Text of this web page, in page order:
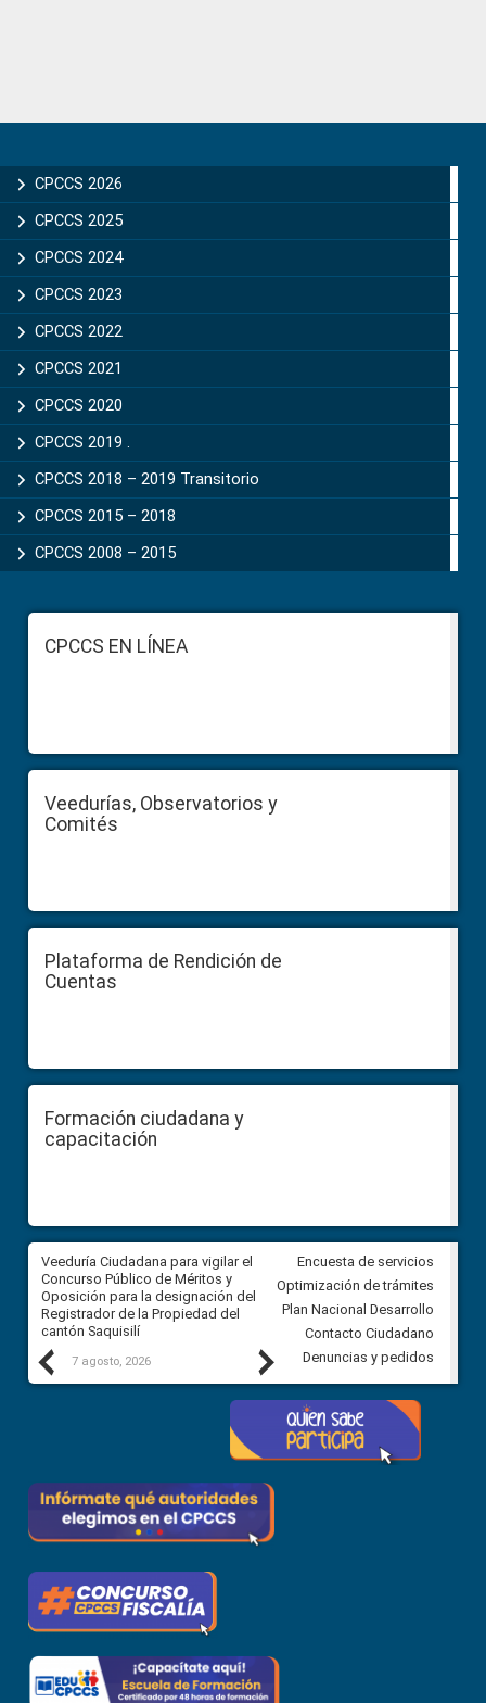
Sidebar
CPCCS 2026
CPCCS 2025
CPCCS 2024
CPCCS 2023
CPCCS 2022
CPCCS 2021
CPCCS 2020
CPCCS 2019 .
CPCCS 2018 – 2019 Transitorio
CPCCS 2015 – 2018
CPCCS 2008 – 2015
FooterCPCCS EN LÍNEA
Veedurías, Observatorios y
Comités
Plataforma de Rendición de
Cuentas
Formación ciudadana y
capacitación
Previous
Veeduría Ciudadana para vigilar el
Concurso Público de Méritos y
Oposición para la designación del
Registrador de la Propiedad del
cantón Saquisilí
7 agosto, 2026
Veeduría Ciudadana para
construcción del asfaltado de
Ballenita del cantón Santa
7 agosto, 2026
Next
Encuesta de servicios
Optimización de trámites
Plan Nacional Desarrollo
Contacto Ciudadano
Denuncias y pedidos